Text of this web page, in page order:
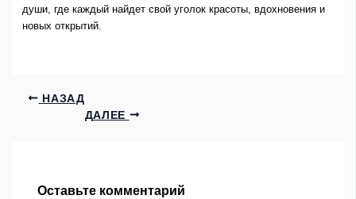
души, где каждый найдет свой уголок красоты, вдохновения и
новых открытий.
НАЗАД
ДАЛЕЕ
Оставьте комментарий